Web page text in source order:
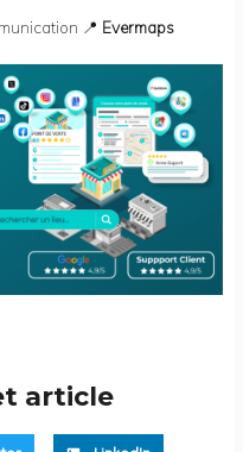
📍 Evermaps
article